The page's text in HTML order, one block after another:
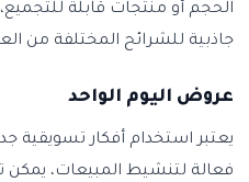
الحجم أو منتجات قابلة
جاذبية للشرائح المختلفة من
عروض اليوم الواحد
يعتبر استخدام أفكار تسويقية
فعالة لتنشيط المبيعات، يمكن